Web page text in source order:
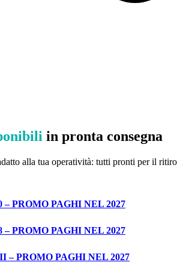
in pronta consegna
alla tua operatività: tutti pronti per il ritiro
– PROMO PAGHI NEL 2027
– PROMO PAGHI NEL 2027
– PROMO PAGHI NEL 2027